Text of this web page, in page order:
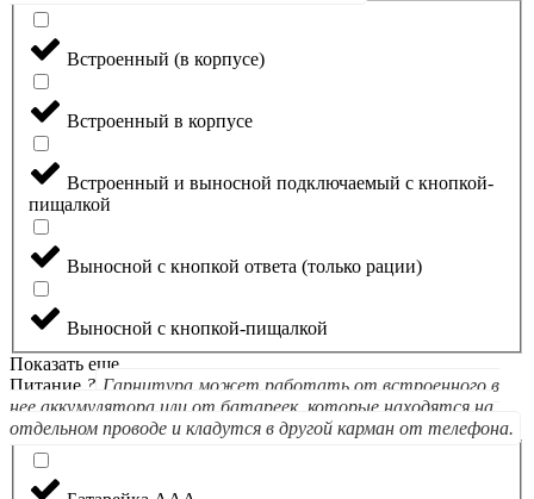
Встроенный (в корпусе)
Встроенный в корпусе
Встроенный и выносной подключаемый с кнопкой-
пищалкой
Выносной с кнопкой ответа (только рации)
Выносной с кнопкой-пищалкой
Показать еще
Питание ? Гарнитура может работать от встроенного в
нее аккумулятора или от батареек, которые находятся на
отдельном проводе и кладутся в другой карман от телефона.